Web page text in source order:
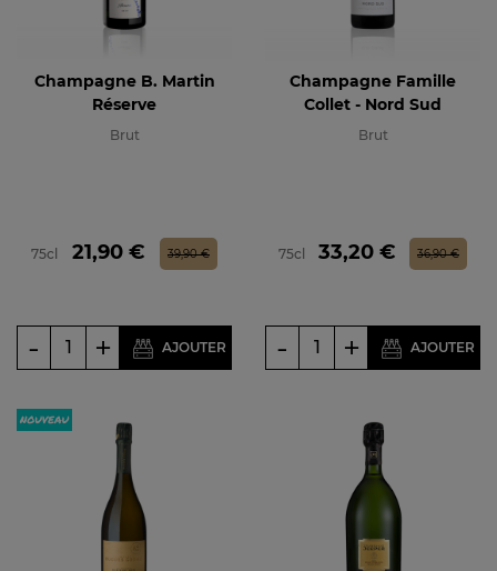
Champagne B. Martin
Réserve
Brut
75cl Prix
21,90 €Prix de base
39,90 €
- + AJOUTER
Champagne Famille
Collet - Nord Sud
Brut
75cl Prix
33,20 €Prix de base
36,90 €
- + AJOUTER